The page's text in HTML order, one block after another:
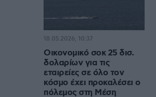
Οικονομικό σοκ 25 δισ.
δολαρίων για τις
εταιρείες σε όλο τον
κόσμο έχει προκαλέσει ο
πόλεμος στη Μέση
18.05.2026, 10:37